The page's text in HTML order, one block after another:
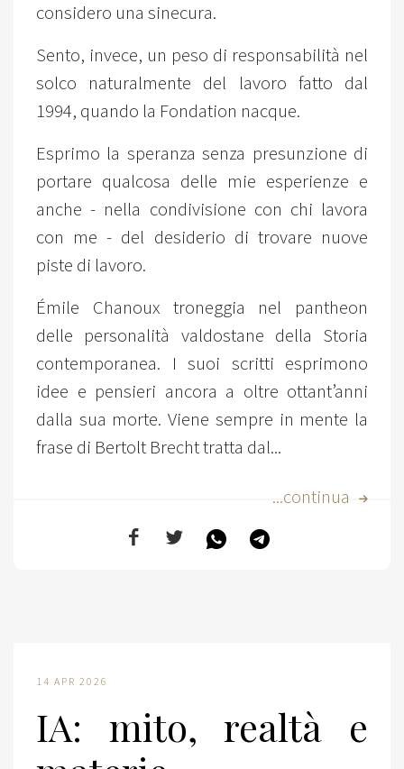
considero una sinecura.
Sento, invece, un peso di responsabilità nel
solco naturalmente del lavoro fatto dal
1994, quando la Fondation nacque.
Esprimo la speranza senza presunzione di
portare qualcosa delle mie esperienze e
anche - nella condivisione con chi lavora
con me - del desiderio di trovare nuove
piste di lavoro.
Émile Chanoux troneggia nel pantheon
delle personalità valdostane della Storia
contemporanea. I suoi scritti esprimono
idee e pensieri ancora a oltre ottant’anni
dalla sua morte. Viene sempre in mente la
frase di Bertolt Brecht tratta dal...
...continua
14 APR 2026
IA: mito, realtà e